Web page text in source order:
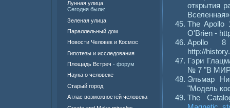
Лунная улица
Сегодня были:
Зеленая улица
Параллельный дом
Новости Человек и Космос
Гипотезы и исследования
Площадь Встреч - форум
Наука о человеке
Старый город
Атлас возможностей человека
открытия
The Apollo
O'Brien -
Apollo
http://
Гэри
№ 7 "В
Эльмар
"Модель
The